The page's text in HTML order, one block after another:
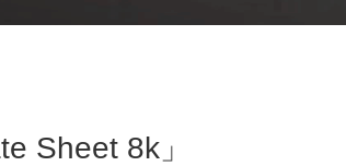
Sheet 8k」